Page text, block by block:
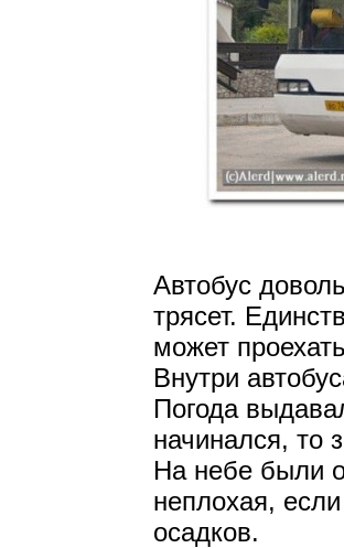
Автобус
трясет.
может
Внутри
Погода
начинался, то
На небе были
неплохая,
осадков.